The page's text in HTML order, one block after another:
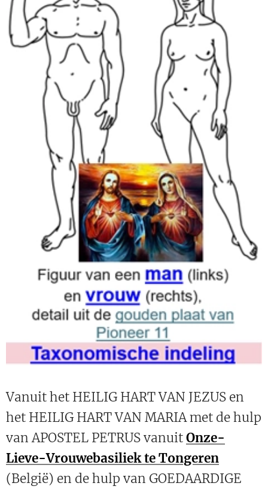
Vanuit het HEILIG HART VAN JEZUS en
het HEILIG HART VAN MARIA met de hulp
van APOSTEL PETRUS vanuitOnze-
Lieve-Vrouwebasiliek te Tongeren
(België) en de hulp van GOEDAARDIGE